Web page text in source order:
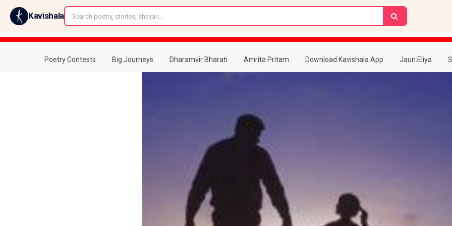
Kavishala
Poetry Contests Big Journeys Dharamvir Bharati Amrita Pritam Download Kavishala App Jaun.Eliya